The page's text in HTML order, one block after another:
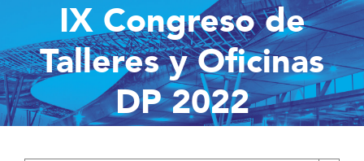
IX Congreso de
Talleres y Oficinas
DP 2022